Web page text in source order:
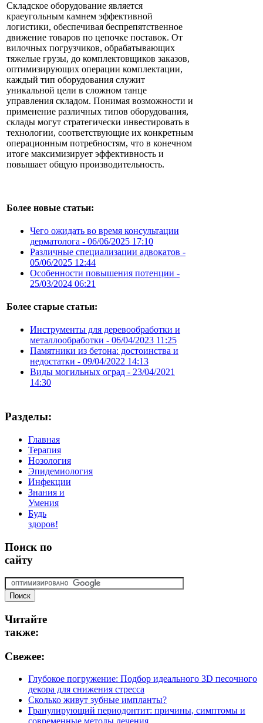
Складское оборудование является
краеугольным камнем эффективной
логистики, обеспечивая беспрепятственное
движение товаров по цепочке поставок. От
вилочных погрузчиков, обрабатывающих
тяжелые грузы, до комплектовщиков заказов,
оптимизирующих операции комплектации,
каждый тип оборудования служит
уникальной цели в сложном танце
управления складом. Понимая возможности и
применение различных типов оборудования,
склады могут стратегически инвестировать в
технологии, соответствующие их конкретным
операционным потребностям, что в конечном
итоге максимизирует эффективность и
повышает общую производительность.
Более новые статьи:
Чего ожидать во время консультации
дерматолога - 06/06/2025 17:10
Различные специализации адвокатов -
05/06/2025 12:44
Особенности повышения потенции -
25/03/2024 06:21
Более старые статьи:
Инструменты для деревообработки и
металлообработки - 06/04/2023 11:25
Памятники из бетона: достоинства и
недостатки - 09/04/2022 14:13
Виды могильных оград - 23/04/2021
14:30
Разделы:
Главная
Терапия
Нозология
Эпидемиология
Инфекции
Знания и
Умения
Будь
здоров!
Поиск по
сайту
Читайте
также:
Свежее:
Глубокое погружение: Подбор идеального 3D песочного
декора для снижения стресса
Сколько живут зубные импланты?
Гранулирующий периодонтит: причины, симптомы и